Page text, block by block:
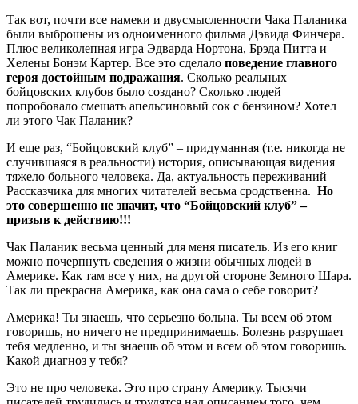
Так вот, почти все намеки и двусмысленности Чака Паланика
были выброшены из одноименного фильма Дэвида Финчера.
Плюс великолепная игра Эдварда Нортона, Брэда Питта и
Хелены Бонэм Картер. Все это сделало поведение главного
героя достойным подражания. Сколько реальных
бойцовских клубов было создано? Сколько людей
попробовало смешать апельсиновый сок с бензином? Хотел
ли этого Чак Паланик?
И еще раз, “Бойцовский клуб” – придуманная (т.е. никогда не
случившаяся в реальности) история, описывающая видения
тяжело больного человека. Да, актуальность переживаний
Рассказчика для многих читателей весьма сродственна. Но
это совершенно не значит, что “Бойцовский клуб” –
призыв к действию!!!
Чак Паланик весьма ценный для меня писатель. Из его книг
можно почерпнуть сведения о жизни обычных людей в
Америке. Как там все у них, на другой стороне Земного Шара.
Так ли прекрасна Америка, как она сама о себе говорит?
Америка! Ты знаешь, что серьезно больна. Ты всем об этом
говоришь, но ничего не предпринимаешь. Болезнь разрушает
тебя медленно, и ты знаешь об этом и всем об этом говоришь.
Какой диагноз у тебя?
Это не про человека. Это про страну Америку. Тысячи